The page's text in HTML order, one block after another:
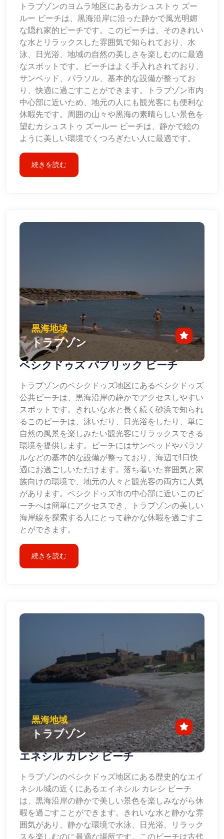
トラブゾンのヨムラ地区にあるカシュストゥ ズー
ルー ビーチは、黒海沿岸に沿った静かで風光明媚
な隠れ家的ビーチです。このビーチは、そのきれい
な水とリラックスした雰囲気で知られており、水
泳、日光浴、地域の自然の美しさを楽しむのに最適
なスポットです。ビーチはよく手入れされており、
サンベッド、パラソル、基本的な設備が整ってお
り、快適に過ごすことができます。トラブゾン市内
中心部に近いため、地元の人にも観光客にも便利な
休暇先です。周囲の山々や黒海の素晴らしい景色を
望むカシュストゥ ズールー ビーチは、静かで絵の
ように美しい環境でくつろぎたい人に最適です。
続きを読む
黒海地域
トラブゾン
ベシクドゥズ パブリック ビーチ
トラブゾンのベシクドゥズ地区にあるベシクドゥズ
公共ビーチは、黒海沿岸の静かでアクセスしやすい
スポットです。きれいな水と長く続く砂浜で知られ
るこのビーチは、泳いだり、日光浴をしたり、単に
自然の風景を楽しみたい観光客にリラックスできる
環境を提供します。ビーチにはサンベッドやパラソ
ルなどの基本的な設備が整っており、海辺で1日快
適にお過ごしいただけます。落ち着いた雰囲気と家
族向けの環境で、地元の人々と観光客の両方に人気
があります。ベシクドゥズ市の中心部に近いこのビ
ーチへは簡単にアクセスでき、トラブゾンの美しい
海岸線を探索する人にとって静かな休暇を過ごすこ
とができます。
続きを読む
黒海地域
トラブゾン
エネシル カレシ ビーチ
トラブゾンのベシクドゥズ地区にある歴史的なエイ
ネシル城の近くにあるエイネシル カレシ ビーチ
は、黒海沿岸の静かで美しい景色を楽しみながら休
暇を過ごすことができます。きれいな水と静かな雰
囲気があり、静かな環境で水泳、日光浴、リラック